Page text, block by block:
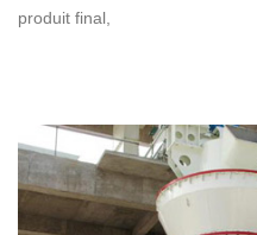
produit final,